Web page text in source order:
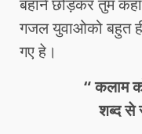
बहाने छोड़कर तुम
गजल युवाओको बहुत
गए हे।
“ कलाम
शब्द से